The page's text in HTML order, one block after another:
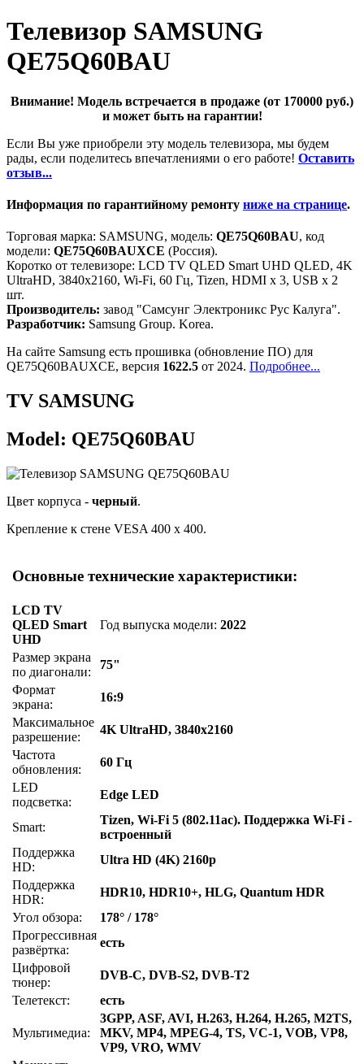
Телевизор SAMSUNG
QE75Q60BAU
Внимание! Модель встречается в продаже (от 170000 руб.)
и может быть на гарантии!
Если Вы уже приобрели эту модель телевизора, мы будем
рады, если поделитесь впечатлениями о его работе! Оставить
отзыв...
Информация по гарантийному ремонту ниже на странице.
Торговая марка: SAMSUNG, модель: QE75Q60BAU, код
модели: QE75Q60BAUXCE (Россия).
Коротко от телевизоре: LCD TV QLED Smart UHD QLED, 4K
UltraHD, 3840x2160, Wi-Fi, 60 Гц, Tizen, HDMI х 3, USB х 2
шт.
Производитель: завод "Самсунг Электроникс Рус Калуга".
Разработчик: Samsung Group. Korea.
На сайте Samsung есть прошивка (обновление ПО) для
QE75Q60BAUXCE, версия 1622.5 от 2024. Подробнее...
TV SAMSUNG
Model: QE75Q60BAU
Цвет корпуса - черный.
Крепление к стене VESA 400 x 400.
Основные технические характеристики:
LCD TV
QLED Smart
UHD
Год выпуска модели:2022
Размер экрана
по диагонали:
75"
Формат
экрана:
16:9
Максимальное
разрешение:
4K UltraHD, 3840x2160
Частота
обновления:
60 Гц
LED
подсветка:
Edge LED
Smart:
Tizen, Wi-Fi 5 (802.11ac). Поддержка Wi-Fi -
встроенный
Поддержка
HD:
Ultra HD (4K) 2160p
Поддержка
HDR:
HDR10, HDR10+, HLG, Quantum HDR
Угол обзора:
178° / 178°
Прогрессивная
развёртка:
есть
Цифровой
тюнер:
DVB-C, DVB-S2, DVB-T2
Телетекст:
есть
Мультимедиа:
3GPP, ASF, AVI, H.263, H.264, H.265, M2TS,
MKV, MP4, MPEG-4, TS, VC-1, VOB, VP8,
VP9, VRO, WMV